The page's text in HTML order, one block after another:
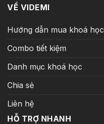
VỀ VIDEMI
Hướng dẫn mua khoá học
Combo tiết kiệm
Danh mục khoá học
Chia sẻ
Liên hệ
HỖ TRỢ NHANH